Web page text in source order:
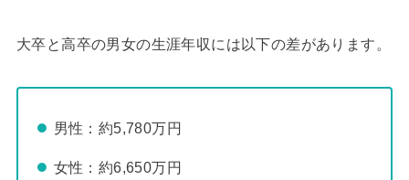
大卒と高卒の男女の生涯年収には以下の差があります。
男性：約5,780万円
女性：約6,650万円